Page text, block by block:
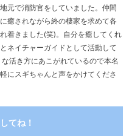
元で消防官をしていました。仲間
癒されながら終の棲家を求めて各
着きました(笑)。自分を癒してくれ
ネイチャーガイドとして活動して
活き方にあこがれているので本名
にスギちゃんと声をかけてくださ
てね！